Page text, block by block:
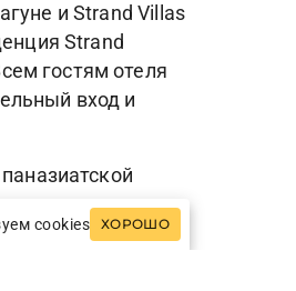
и Strand Villas
Strand
гостям отеля
вход и
рисовое
cookies ХОРОШО